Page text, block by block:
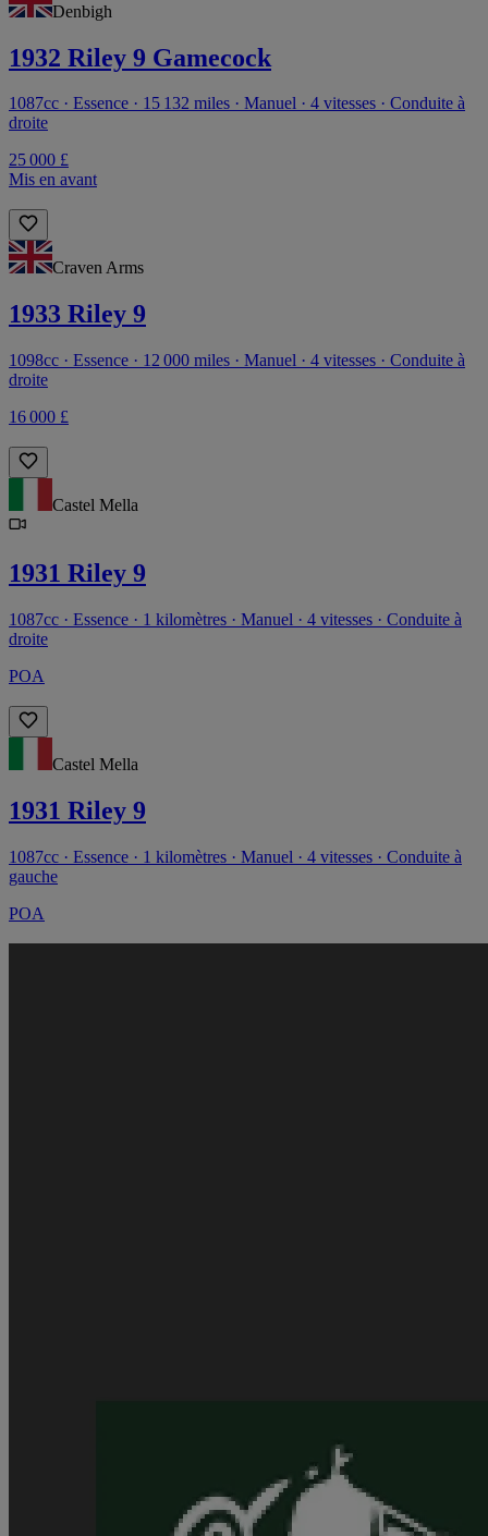
Denbigh
1932 Riley 9 Gamecock
1087cc · Essence · 15 132 miles · Manuel · 4 vitesses · Conduite à
droite
25 000 £
Mis en avant
Craven Arms
1933 Riley 9
1098cc · Essence · 12 000 miles · Manuel · 4 vitesses · Conduite à
droite
16 000 £
Castel Mella
1931 Riley 9
1087cc · Essence · 1 kilomètres · Manuel · 4 vitesses · Conduite à
droite
POA
Castel Mella
1931 Riley 9
1087cc · Essence · 1 kilomètres · Manuel · 4 vitesses · Conduite à
gauche
POA